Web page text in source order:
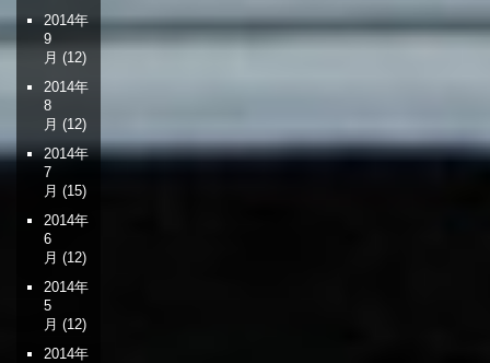
2014年
9
月 (12)
2014年
8
月 (12)
2014年
7
月 (15)
2014年
6
月 (12)
2014年
5
月 (12)
2014年